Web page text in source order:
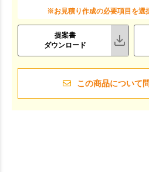
※お見積り作成の必要項目を選
提案書
ダウンロード
この商品について